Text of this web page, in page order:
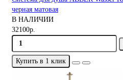
черная матовая
В НАЛИЧИИ
32100р.
Купить в 1 клик